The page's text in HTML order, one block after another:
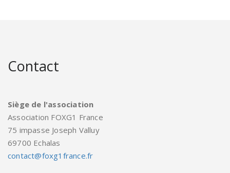
Contact
Siège de l'association
Association FOXG1 France
75 impasse Joseph Valluy
69700 Echalas
contact@foxg1france.fr